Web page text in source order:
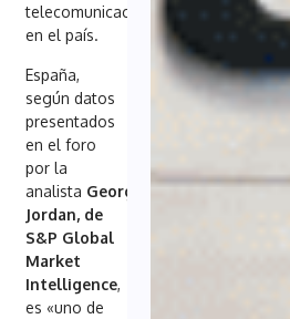
telecomunicaciones
en el país.
España,
según datos
presentados
en el foro
por la
analista Georgia
Jordan, de
S&P Global
Market
Intelligence,
es «uno de